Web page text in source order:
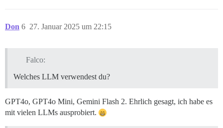
Don 27. Januar 2025 um 22:15
6
Falco:
Welches LLM verwendest du?
GPT4o, GPT4o Mini, Gemini Flash 2. Ehrlich gesagt, ich habe es
mit vielen LLMs ausprobiert.